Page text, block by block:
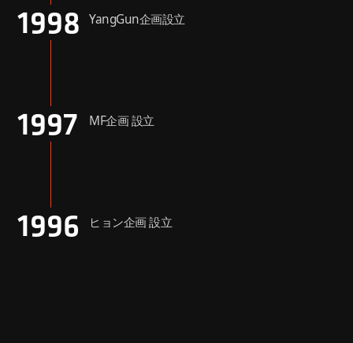
1998 YangGun企画設立
MF企画 設立
1997
1996 ヒョン企画 設立